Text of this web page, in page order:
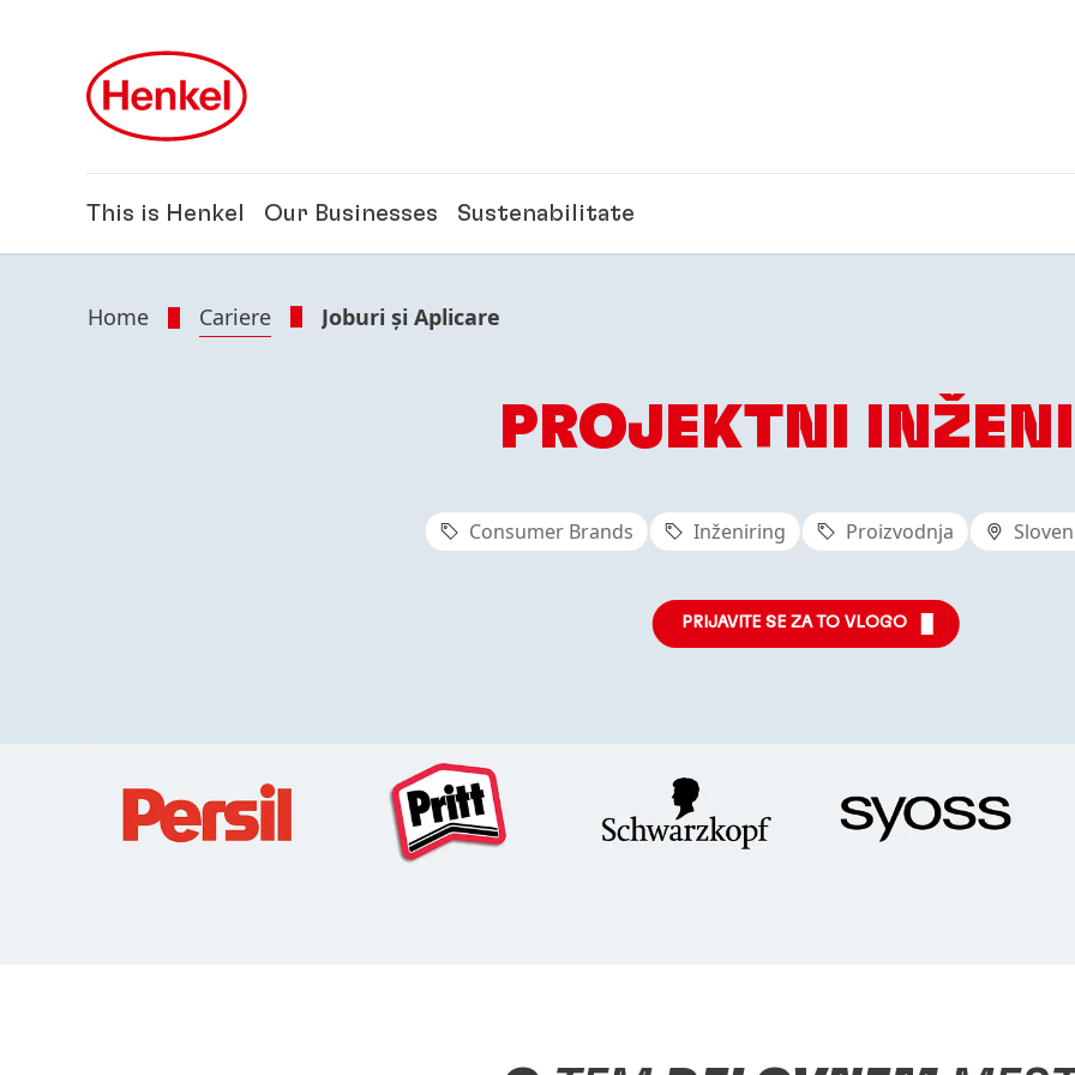
This is Henkel Our Businesses Sustenabilitate
Home Cariere Joburi și Aplicare
PROJEKTNI
Consumer Brands Inženiring Proizvodnja
PRIJAVITE SE ZA TO VLOGO